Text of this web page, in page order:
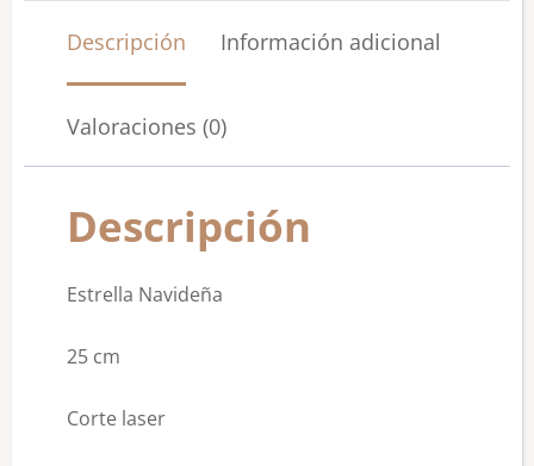
Descripción Información adicional
Valoraciones (0)
Descripción
Estrella Navideña
25 cm
Corte laser